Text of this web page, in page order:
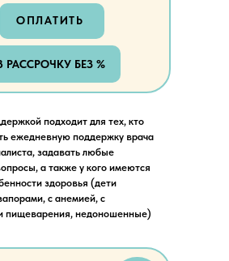
подходит для тех, кто
ежедневную поддержку врача
задавать любые
а также у кого имеются
здоровья (дети
с анемией, с
пищеварения, недоношенные)
РАССРОЧКУ БЕЗ %
ОПЛАТИТЬ